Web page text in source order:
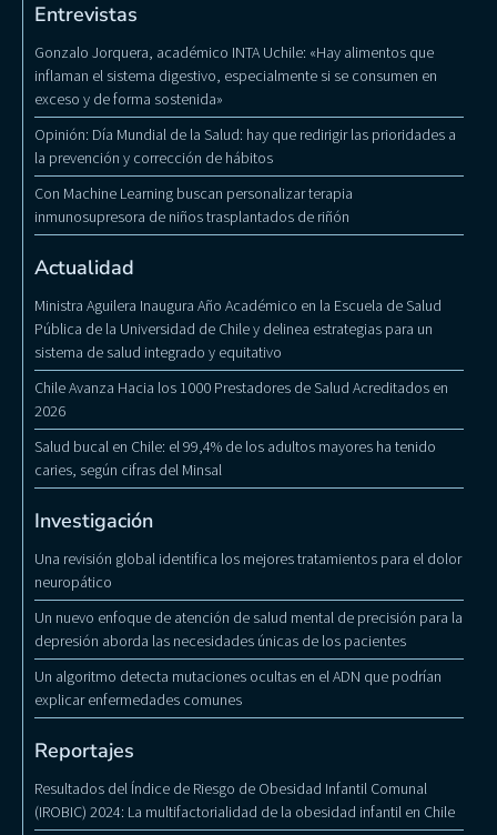
Entrevistas
Gonzalo Jorquera, académico INTA Uchile: «Hay alimentos que
inflaman el sistema digestivo, especialmente si se consumen en
exceso y de forma sostenida»
Opinión: Día Mundial de la Salud: hay que redirigir las prioridades a
la prevención y corrección de hábitos
Con Machine Learning buscan personalizar terapia
inmunosupresora de niños trasplantados de riñón
Actualidad
Ministra Aguilera Inaugura Año Académico en la Escuela de Salud
Pública de la Universidad de Chile y delinea estrategias para un
sistema de salud integrado y equitativo
Chile Avanza Hacia los 1000 Prestadores de Salud Acreditados en
2026
Salud bucal en Chile: el 99,4% de los adultos mayores ha tenido
caries, según cifras del Minsal
Investigación
Una revisión global identifica los mejores tratamientos para el dolor
neuropático
Un nuevo enfoque de atención de salud mental de precisión para la
depresión aborda las necesidades únicas de los pacientes
Un algoritmo detecta mutaciones ocultas en el ADN que podrían
explicar enfermedades comunes
Reportajes
Resultados del Índice de Riesgo de Obesidad Infantil Comunal
(IROBIC) 2024: La multifactorialidad de la obesidad infantil en Chile